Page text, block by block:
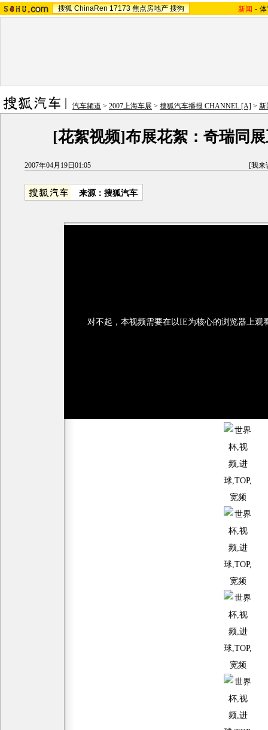
搜狐 ChinaRen 17173 焦点房地产 搜狗 新闻 -
汽车频道 > 2007上海车展 > 搜狐汽车播报 CHANNEL [A] > 新
[花絮视频]布展花絮：奇瑞同
2007年04月19日01:05 [我来
来源：搜狐汽车
对不起，本视频需要在以IE为核心的浏览器上观